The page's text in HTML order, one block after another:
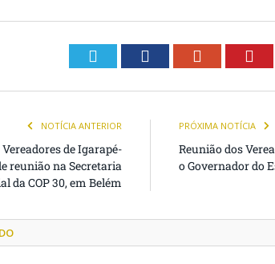
TwitterFacebook
NOTÍCIA ANTERIOR
de Igarapé-
reunião na Secretaria
da COP 30, em Belém
PRÓXIMA NOTÍCIA
Reunião dos
o Governador do